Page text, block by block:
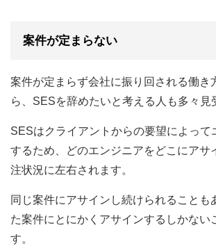
案件が定まらない
案件が定まらず会社に振り回される働き
ら、SESを辞めたいと考える人も多々見
SESはクライアントからの要望によって
するため、どのエンジニアをどこにアサ
注状況に左右されます。
同じ案件にアサインし続けられることも
た案件にとにかくアサインするしかない
す。